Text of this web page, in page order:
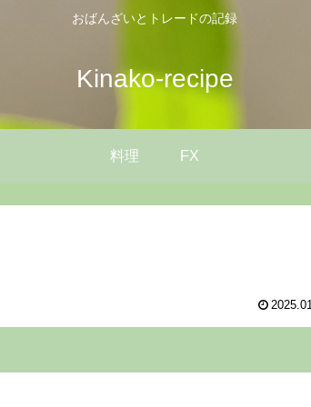
おばんざいとトレードの記録
Kinako-recipe
料理 FX